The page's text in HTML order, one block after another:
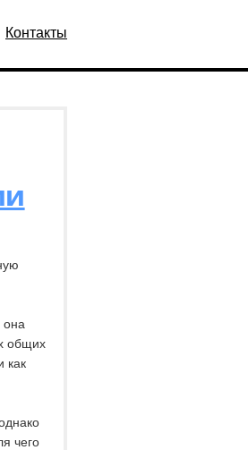
Контакты
она
общих
как
чего